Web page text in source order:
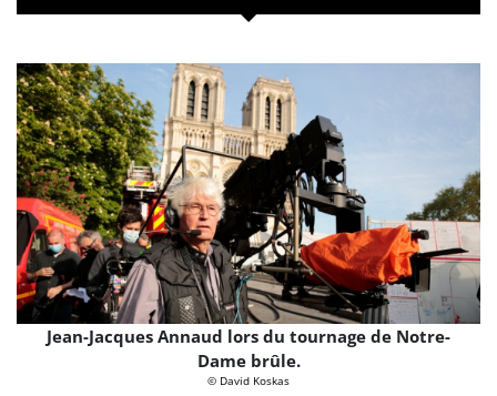
Jean-Jacques Annaud lors du tournage de Notre-
Dame brûle.
© David Koskas